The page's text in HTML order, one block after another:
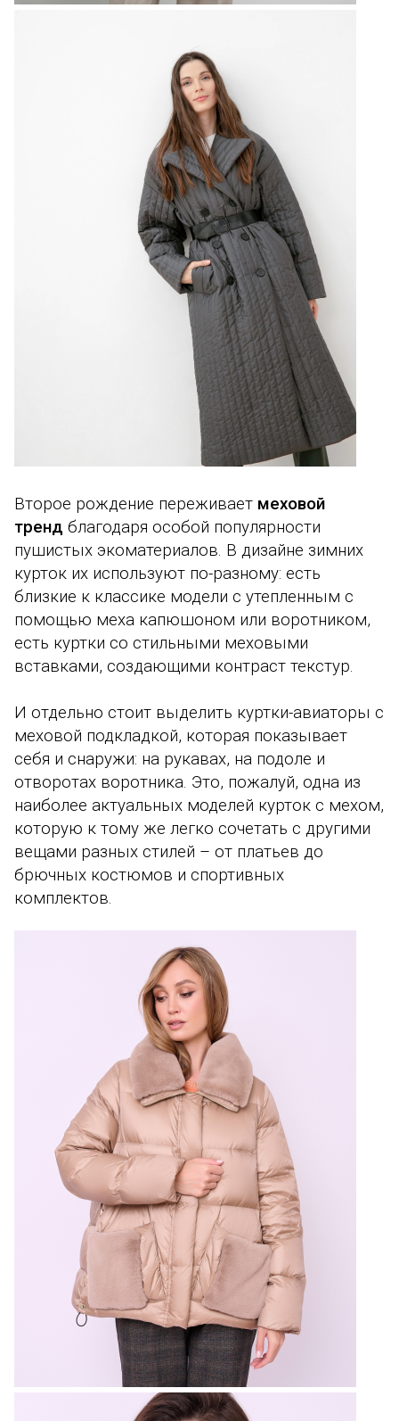
Второе рождение переживает меховой
тренд благодаря особой популярности
пушистых экоматериалов. В дизайне зимних
курток их используют по-разному: есть
близкие к классике модели с утепленным с
помощью меха капюшоном или воротником,
есть куртки со стильными меховыми
вставками, создающими контраст текстур.
И отдельно стоит выделить куртки-авиаторы с
меховой подкладкой, которая показывает
себя и снаружи: на рукавах, на подоле и
отворотах воротника. Это, пожалуй, одна из
наиболее актуальных моделей курток с мехом,
которую к тому же легко сочетать с другими
вещами разных стилей – от платьев до
брючных костюмов и спортивных
комплектов.